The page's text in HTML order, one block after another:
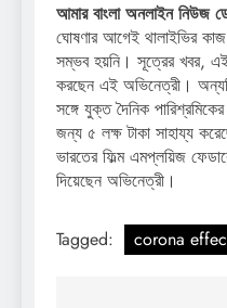
আমার বাংলা অনলাইন নিউজ
ঘোষণার আগেই থালাইভির
সম্ভব হয়নি। সূত্রের খবর,
করছেন এই অভিনেত্রী।
সঙ্গে যুক্ত দৈনিক
জন্য ৫ লক্ষ টাকা সাহায্য
ভারতের ফিল্ম এমপ্লয়িজ
দিয়েছেন অভিনেত্রী।
Tagged: corona